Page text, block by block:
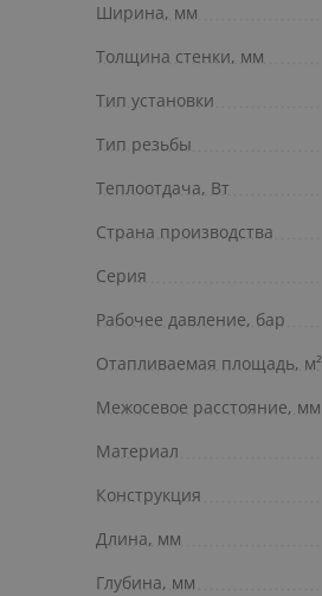
Ширина, мм
Толщина стенки, мм
Тип установки
Тип резьбы
Теплоотдача, Вт
Страна производства
Серия
Рабочее давление, бар
Отапливаемая площадь, м²
Межосевое расстояние, мм
Материал
Конструкция
Длина, мм
Глубина, мм